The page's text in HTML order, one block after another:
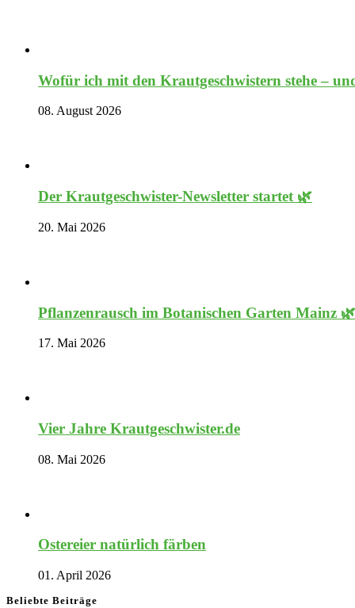
Wofür ich mit den Krautgeschwistern stehe –
08. August 2026
Der Krautgeschwister-Newsletter startet 🌿
20. Mai 2026
Pflanzenrausch im Botanischen Garten Mainz 🌿
17. Mai 2026
Vier Jahre Krautgeschwister.de
08. Mai 2026
Ostereier natürlich färben
01. April 2026
Beliebte Beiträge